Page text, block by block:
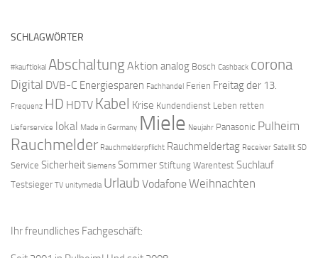
SCHLAGWÖRTER
#kauftlokal AbschaltungAktion analog Bosch Cashback corona
Digital DVB-C Energiesparen Fachhandel Ferien Freitag der 13.
Frequenz HD HDTV Kabel Krise Kundendienst Leben retten
Lieferservice lokal Made in Germany Miele Neujahr Panasonic Pulheim
Rauchmelder Rauchmelderpflicht Rauchmeldertag Receiver Satellit SD
Service Sicherheit Siemens Sommer Stiftung Warentest Suchlauf
Testsieger TV unitymedia Urlaub VodafoneWeihnachten
Ihr freundliches Fachgeschäft: